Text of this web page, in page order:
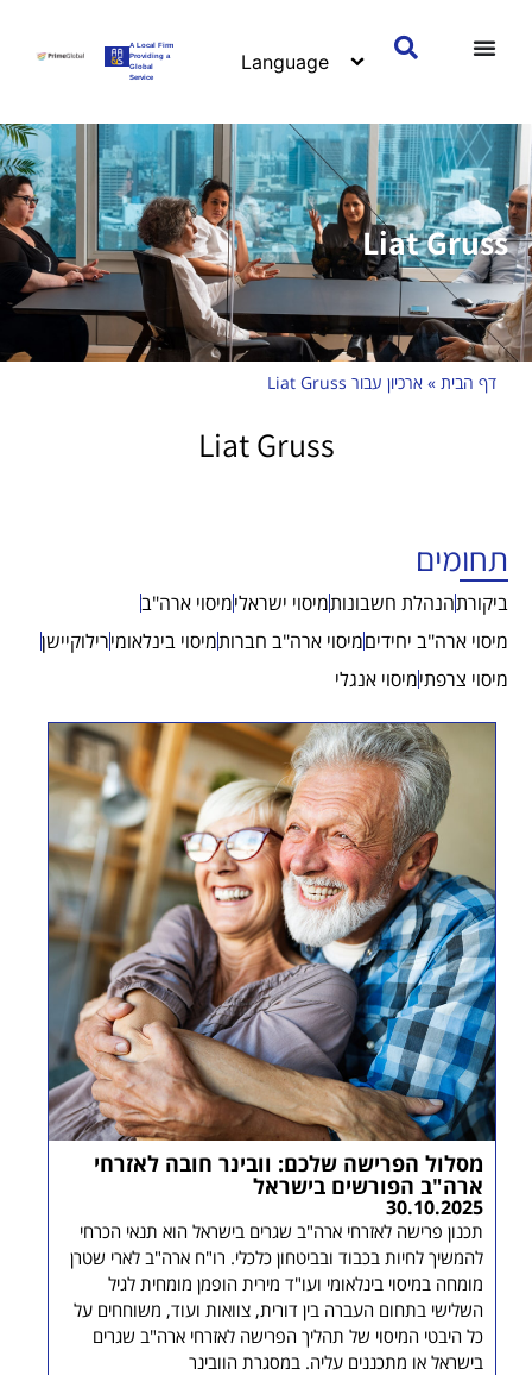
A Local Firm
Providing a
Global
Service
Liat Gruss
דף הבית » ארכיון עבור Liat Gruss
Liat Gruss
תחומים
ביקורתהנהלת חשבונותמיסוי ישראלימיסוי ארה"ב
מיסוי ארה"ב יחידיםמיסוי ארה"ב חברותמיסוי בינלאומירילוקיישן
מיסוי צרפתימיסוי אנגלי
מסלול הפרישה שלכם: וובינר חובה לאזרחי
ארה"ב הפורשים בישראל
30.10.2025
תכנון פרישה לאזרחי ארה"ב שגרים בישראל הוא תנאי הכרחי
להמשיך לחיות בכבוד ובביטחון כלכלי. רו"ח ארה"ב לארי שטרן
מומחה במיסוי בינלאומי ועו"ד מירית הופמן מומחית לגיל
השלישי בתחום העברה בין דורית, צוואות ועוד, משוחחים על
כל היבטי המיסוי של תהליך הפרישה לאזרחי ארה"ב שגרים
בישראל או מתכננים עליה. במסגרת הוובינר